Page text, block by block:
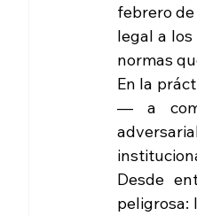
febrero
legal a
normas
En la
— a
Desde
peligrosa: